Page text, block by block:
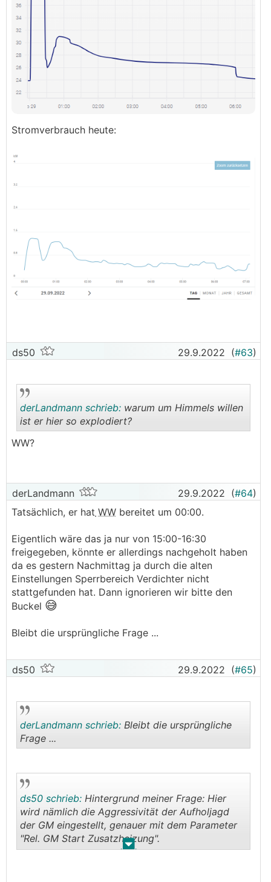
Stromverbrauch heute:
ds50 29.9.2022 (#63)
derLandmann schrieb: warum um Himmels willen
ist er hier so explodiert?
WW?
derLandmann 29.9.2022 (#64)
Tatsächlich, er hat WW bereitet um 00:00.
Eigentlich wäre das ja nur von 15:00-16:30
freigegeben, könnte er allerdings nachgeholt haben
da es gestern Nachmittag ja durch die alten
Einstellungen Sperrbereich Verdichter nicht
stattgefunden hat. Dann ignorieren wir bitte den
Buckel 😅
Bleibt die ursprüngliche Frage ...
ds50 29.9.2022 (#65)
..
derLandmann schrieb: Bleibt die ursprüngliche
Frage ...
. .
ds50 schrieb: Hintergrund meiner Frage: Hier
wird nämlich die Aggressivität der Aufholjagd
der GM eingestellt, genauer mit dem Parameter
"Rel. GM Start Zusatzheizung".